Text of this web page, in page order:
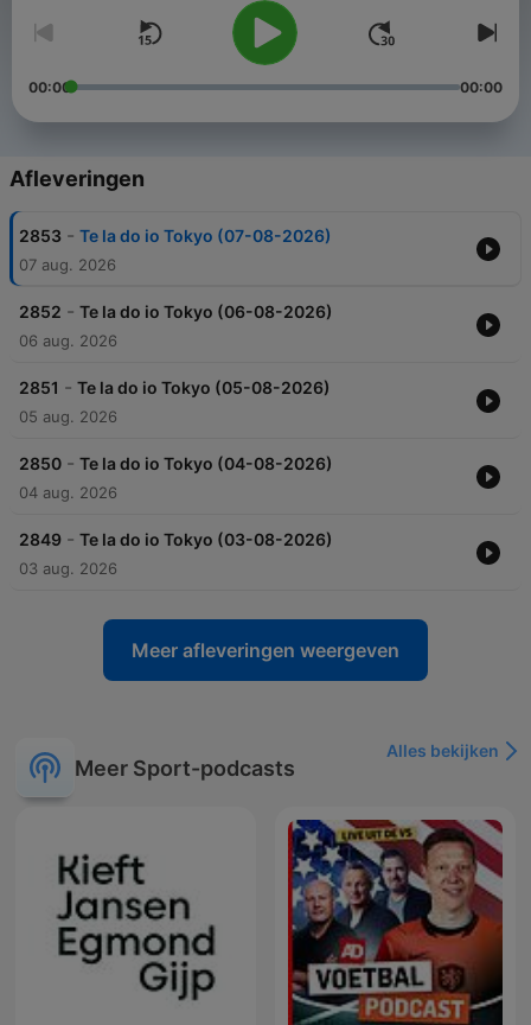
00:00 00:00
Afleveringen
2853 - Te la do io Tokyo (07-08-2026)
07 aug. 2026
2852 - Te la do io Tokyo (06-08-2026)
06 aug. 2026
2851 - Te la do io Tokyo (05-08-2026)
05 aug. 2026
2850 - Te la do io Tokyo (04-08-2026)
04 aug. 2026
2849 - Te la do io Tokyo (03-08-2026)
03 aug. 2026
Meer afleveringen weergeven
Meer Sport-podcasts
Alles bekijken